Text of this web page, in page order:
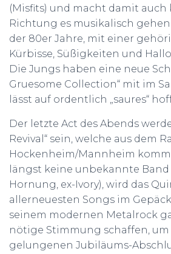
(Misfits) und macht damit auch
Richtung es musikalisch
der 80er Jahre, mit einer
Kürbisse, Süßigkeiten und
Die Jungs haben eine neue
Gruesome Collection“ mit im
lässt auf ordentlich „saures“
Der letzte Act des Abends
Revival“ sein, welche aus dem
Hockenheim/Mannheim
längst keine unbekannte
Hornung, ex-Ivory), wird das
allerneuesten Songs im
seinem modernen Metalrock
nötige Stimmung schaffen, um
gelungenen Jubiläums-